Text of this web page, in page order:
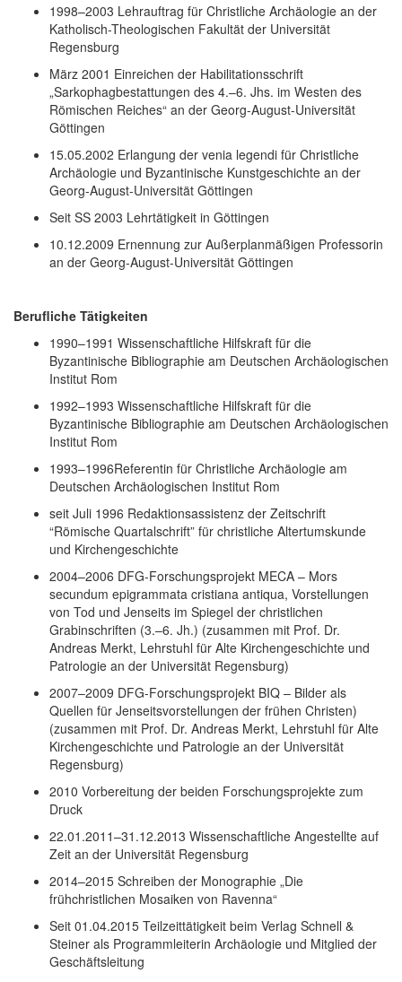
1998–2003 Lehrauftrag für Christliche Archäologie an der
Katholisch-Theologischen Fakultät der Universität
Regensburg
März 2001 Einreichen der Habilitationsschrift
„Sarkophagbestattungen des 4.–6. Jhs. im Westen des
Römischen Reiches“ an der Georg-August-Universität
Göttingen
15.05.2002 Erlangung der venia legendi für Christliche
Archäologie und Byzantinische Kunstgeschichte an der
Georg-August-Universität Göttingen
Seit SS 2003 Lehrtätigkeit in Göttingen
10.12.2009 Ernennung zur Außerplanmäßigen Professorin
an der Georg-August-Universität Göttingen
Berufliche Tätigkeiten
1990–1991 Wissenschaftliche Hilfskraft für die
Byzantinische Bibliographie am Deutschen Archäologischen
Institut Rom
1992–1993 Wissenschaftliche Hilfskraft für die
Byzantinische Bibliographie am Deutschen Archäologischen
Institut Rom
1993–1996Referentin für Christliche Archäologie am
Deutschen Archäologischen Institut Rom
seit Juli 1996 Redaktionsassistenz der Zeitschrift
“Römische Quartalschrift” für christliche Altertumskunde
und Kirchengeschichte
2004–2006 DFG-Forschungsprojekt MECA – Mors
secundum epigrammata cristiana antiqua, Vorstellungen
von Tod und Jenseits im Spiegel der christlichen
Grabinschriften (3.–6. Jh.) (zusammen mit Prof. Dr.
Andreas Merkt, Lehrstuhl für Alte Kirchengeschichte und
Patrologie an der Universität Regensburg)
2007–2009 DFG-Forschungsprojekt BIQ – Bilder als
Quellen für Jenseitsvorstellungen der frühen Christen)
(zusammen mit Prof. Dr. Andreas Merkt, Lehrstuhl für Alte
Kirchengeschichte und Patrologie an der Universität
Regensburg)
2010 Vorbereitung der beiden Forschungsprojekte zum
Druck
22.01.2011–31.12.2013 Wissenschaftliche Angestellte auf
Zeit an der Universität Regensburg
2014–2015 Schreiben der Monographie „Die
frühchristlichen Mosaiken von Ravenna“
Seit 01.04.2015 Teilzeittätigkeit beim Verlag Schnell &
Steiner als Programmleiterin Archäologie und Mitglied der
Geschäftsleitung